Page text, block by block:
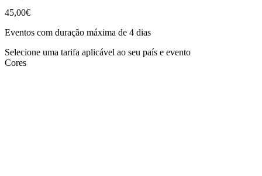
45,00€
Eventos com duração máxima de 4 dias
Selecione uma tarifa aplicável ao seu país e evento
Cores